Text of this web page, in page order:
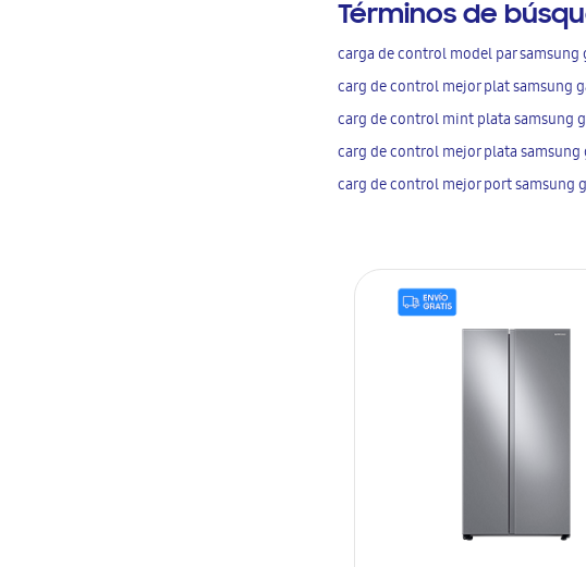
Términos de
carga de control model par samsung
carg de control mejor plat samsung
carg de control mint plata samsung
carg de control mejor plata samsung
carg de control mejor port samsung